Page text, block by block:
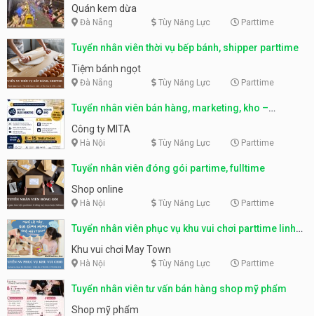
Quán kem dừa
Đà Nẵng Tùy Năng Lực Parttime
Tuyển nhân viên thời vụ bếp bánh, shipper parttime
Tiệm bánh ngọt
Đà Nẵng Tùy Năng Lực Parttime
Tuyển nhân viên bán hàng, marketing, kho –
parttime, fulltime
Công ty MITA
Hà Nội Tùy Năng Lực Parttime
Tuyển nhân viên đóng gói partime, fulltime
Shop online
Hà Nội Tùy Năng Lực Parttime
Tuyển nhân viên phục vụ khu vui chơi parttime linh
động
Khu vui chơi May Town
Hà Nội Tùy Năng Lực Parttime
Tuyển nhân viên tư vấn bán hàng shop mỹ phẩm
Shop mỹ phẩm